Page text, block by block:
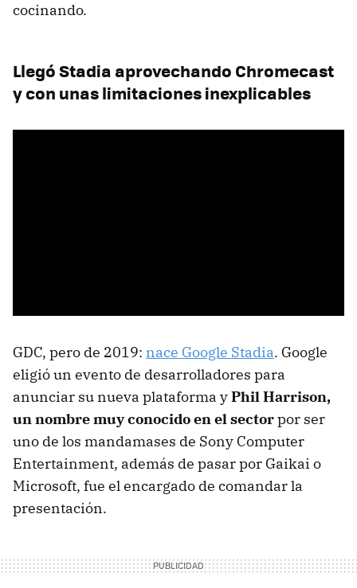
cocinando.
Llegó Stadia aprovechando Chromecast
y con unas limitaciones inexplicables
GDC, pero de 2019: nace Google Stadia. Google
eligió un evento de desarrolladores para
anunciar su nueva plataforma yPhil Harrison,
un nombre muy conocido en el sectorpor ser
uno de los mandamases de Sony Computer
Entertainment, además de pasar por Gaikai o
Microsoft, fue el encargado de comandar la
presentación.